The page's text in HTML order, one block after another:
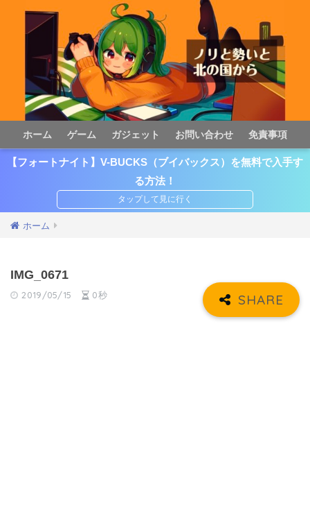
ホーム ゲーム ガジェット お問い合わせ 免責事項
【フォートナイト】V-BUCKS（ブイバックス）を無料で入手す
る方法！
ホーム
IMG_0671
2019/05/15 0秒